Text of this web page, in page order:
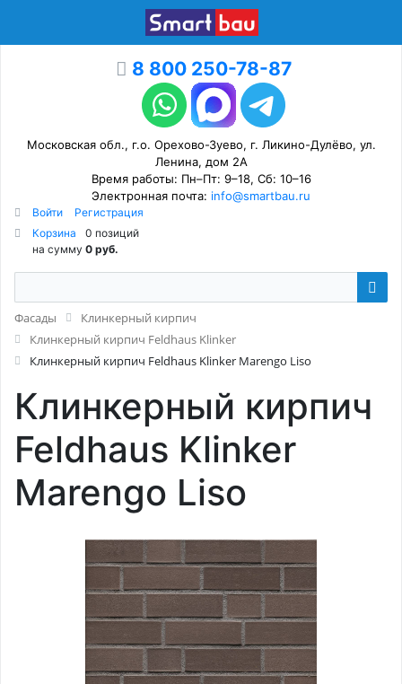
8 800 250-78-87
Московская обл., г.о. Орехово-Зуево, г. Ликино-Дулёво, ул.
Ленина, дом 2А
Время работы: Пн–Пт: 9–18, Сб: 10–16
Электронная почта: info@smartbau.ru
Войти
Регистрация
Корзина
0 позиций
на сумму 0 руб.
Фасады
Клинкерный кирпич
Клинкерный кирпич Feldhaus Klinker
Клинкерный кирпич Feldhaus Klinker Marengo Liso
Клинкерный кирпич
Feldhaus Klinker
Marengo Liso